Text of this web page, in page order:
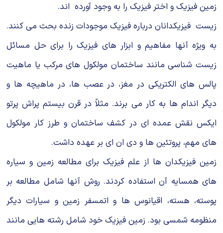
زمین فیزیک و اختر فیزیک را به وجود آورده اند.
زیست فیزیکدانان درباره فیزیک موجودات زنده بحث مى کنند.
به ویژه آنها مفاهیم و ابزار هاى فیزیک را براى حل مسائل
زیست شناسى مانند ساختمان مولکول هاى مرکب یا ماهیت
پالس هاى الکتریکى در مغز، در عصب ها، در ماهیچه ها و
دیگر اندام ها به کار مى برند. مثلاً در قرن بیستم پراش پرتو
ایکس نقش عمده اى در کشف ساختمان و طرز کار مولکول
هاى مهم، پروتئین ها و دى ان اى بر عهده داشت.
زمین فیزیکدان ها از علم فیزیک براى مطالعه زمین و سیاره
هاى همسایه آن استفاده کردند. روش آنها شامل مطالعه بر
پوسته، هسته، اقیانوس ها و اتمسفر زمین و سیارات دیگر
منظومه شمسى بود. زمین فیزیک خود شامل رشته هایى مانند